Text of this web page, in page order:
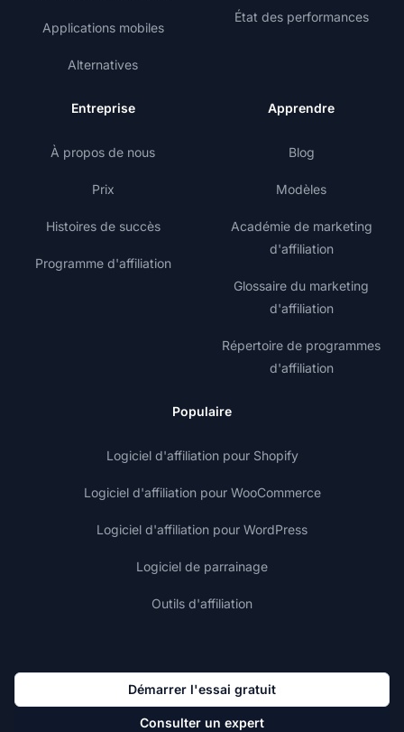
Applications mobiles
Alternatives
État des performances
Entreprise
À propos de nous
Prix
Histoires de succès
Programme d'affiliation
Apprendre
Blog
Modèles
Académie de marketing
d'affiliation
Glossaire du marketing
d'affiliation
Répertoire de programmes
d'affiliation
Populaire
Logiciel d'affiliation pour Shopify
Logiciel d'affiliation pour WooCommerce
Logiciel d'affiliation pour WordPress
Logiciel de parrainage
Outils d'affiliation
Démarrer l'essai gratuit
Consulter un expert